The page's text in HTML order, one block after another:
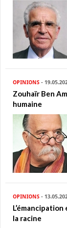
OPINIONS -
Zouhaïr Ben
humaine
OPINIONS -
la racine